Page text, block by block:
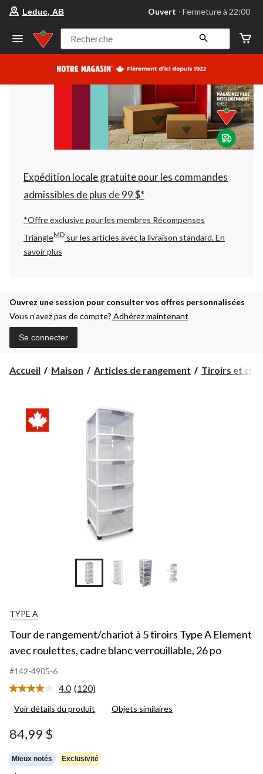
votre
préféré
Leduc,
AB,
courament
Fermeture
à
22:00
cliquer
pour
changer
Leduc, AB Ouvert ⋅ Fermeture à 22:00
Recherche
Expédition locale gratuite pour les commandes
admissibles de plus de 99 $*
*Offre exclusive pour les membres Récompenses
TriangleMD sur les articles avec la livraison standard.En
savoir plus
Ouvrez une session pour consulter vos offres personnalisées
Vous n’avez pas de compte? Adhérez maintenant
Se connecter
Accueil Maison Articles de rangement Tiroirs et
+7
TYPE A
Tour de rangement/chariot à 5 tiroirs Type A Element
avec roulettes, cadre blanc verrouillable, 26 po
#142-4905-6
4.0 Lire
120
même
page.
(120)
Voir détails du produit Objets similaires
84,99 $
Mieux notés Exclusivité